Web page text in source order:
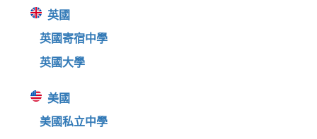
英國
英國寄宿中學
英國大學
美國
美國私立中學